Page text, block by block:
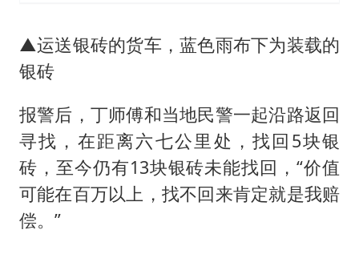
▲运送银砖的货车，蓝色雨布下为装载的
银砖
报警后，丁师傅和当地民警一起沿路返回
寻找，在距离六七公里处，找回5块银
砖，至今仍有13块银砖未能找回，“价值
可能在百万以上，找不回来肯定就是我赔
偿。”